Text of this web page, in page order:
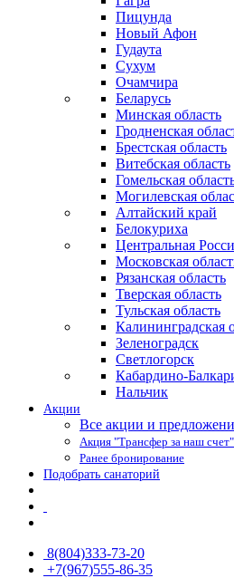
Пицунда
Новый Афон
Гудаута
Сухум
Очамчира
Беларусь
Минская область
Гродненская
Брестская область
Витебская область
Гомельская
Могилевская
Алтайский край
Белокуриха
Центральная
Московская
Рязанская область
Тверская область
Тульская область
Калининградская
Зеленоградск
Светлогорск
Кабардино-
Нальчик
Акции
Все акции и
Акция "Трансфер за наш счет"
Ранее бронирование
Подобрать санаторий
8(804)333-73-20
+7(967)555-86-35